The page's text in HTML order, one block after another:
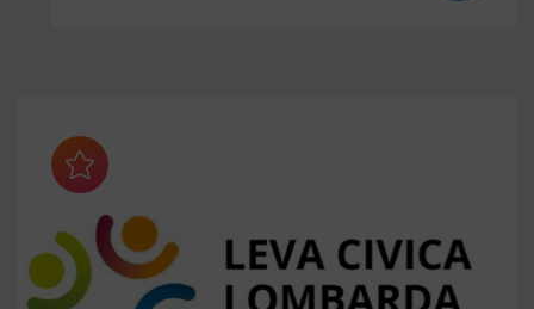
Aggiungi ai preferiti